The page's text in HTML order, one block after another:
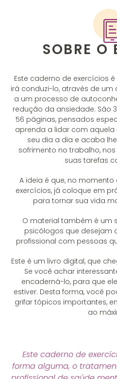
SOBRE O
Este caderno de exercícios
irá conduzi-lo, através de
a um processo de
redução da ansiedade. São
56 páginas, pensados
aprenda a lidar com
seu dia a dia e acaba
sofrimento no trabalho,
suas tarefas
A ideia é que, no
exercícios, já coloque em
para tornar sua vida
O material também é um
psicólogos que desejam
profissional com pessoas
Este é um livro digital, que
Se você achar
encaderná-lo, para que
estiver. Desta forma, você
grifar tópicos importantes,
ao
Este caderno de
forma alguma, o